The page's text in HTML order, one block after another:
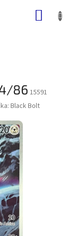
86 15591
Black Bolt